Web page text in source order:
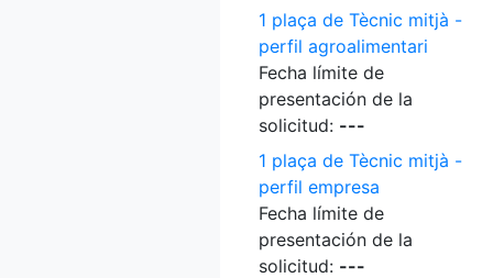
1 plaça de Tècnic mitjà -
perfil agroalimentari
Fecha límite de
presentación de la
solicitud: ---
1 plaça de Tècnic mitjà -
perfil empresa
Fecha límite de
presentación de la
solicitud: ---